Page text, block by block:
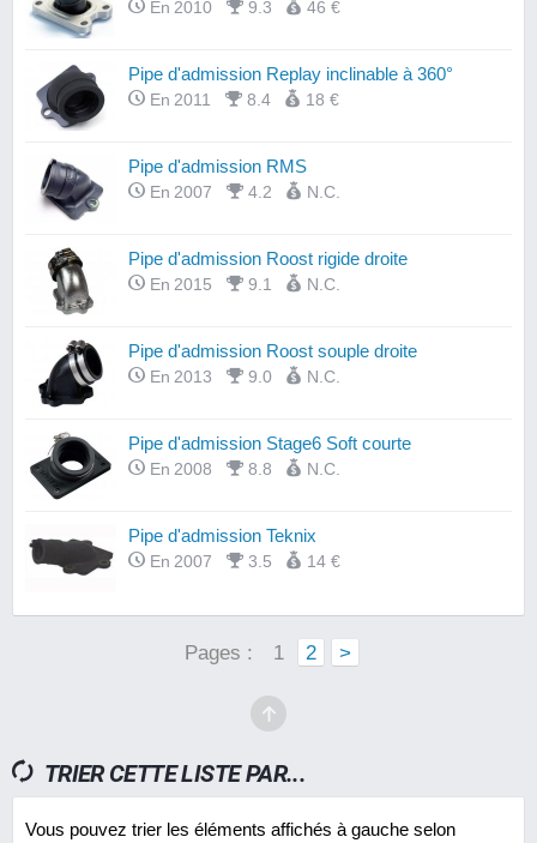
En 2010 9.3 46 €
Pipe d'admission Replay inclinable à 360°
En 2011 8.4 18 €
Pipe d'admission RMS
En 2007 4.2 N.C.
Pipe d'admission Roost rigide droite
En 2015 9.1 N.C.
Pipe d'admission Roost souple droite
En 2013 9.0 N.C.
Pipe d'admission Stage6 Soft courte
En 2008 8.8 N.C.
Pipe d'admission Teknix
En 2007 3.5 14 €
Pages : 1 2 >
TRIER CETTE LISTE PAR...
Vous pouvez trier les éléments affichés à gauche selon